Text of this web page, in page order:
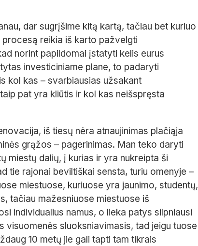
dar sugrįšime kitą kartą, tačiau bet kuriuo
reikia iš karto pažvelgti
norint papildomai įstatyti kelis eurus
investiciniame plane, to padaryti
kol kas – svarbiausias užsakant
pat yra kliūtis ir kol kas neišspręsta
iš tiesų nėra atnaujinimas plačiąja
grąžos – pagerinimas. Man teko daryti
miestų dalių, į kurias ir yra nukreipta ši
tie rajonai beviltiškai sensta, turiu omenyje –
miestuose, kuriuose yra jaunimo, studentų,
tačiau mažesniuose miestuose iš
individualius namus, o lieka patys silpniausi
visuomenės sluoksniavimasis, tad jeigu tuose
10 metų jie gali tapti tam tikrais